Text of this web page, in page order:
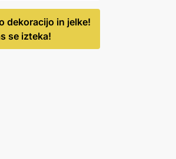
dekoracijo in jelke!
se izteka!